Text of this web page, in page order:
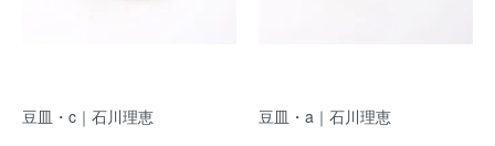
豆皿・c｜石川理恵
豆皿・a｜石川理恵